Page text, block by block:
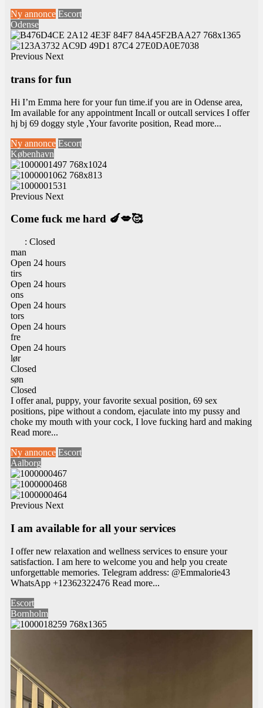
Ny annonce Escort
Odense
Previous Next
trans for fun
Hi I’m Emma here for your fun time.if you are in Odense area,
Im available for any appointment Incall or outcall services I offer
hj bj 69 doggy style ,Your favorite position, Read more...
Ny annonce Escort
København
Previous Next
Come fuck me hard 🍆💋🥰
: Closed
man
Open 24 hours
tirs
Open 24 hours
ons
Open 24 hours
tors
Open 24 hours
fre
Open 24 hours
lør
Closed
søn
Closed
I offer anal, puppy, your favorite sexual position, 69 sex
positions, pipe without a condom, ejaculate into my pussy and
choke my mouth with your cock, I love fucking hard and making
Read more...
Ny annonce Escort
Aalborg
Previous Next
I am available for all your services
I offer new relaxation and wellness services to ensure your
satisfaction. I am here to welcome you and help you create
unforgettable memories. Telegram address: @Emmalorie43
WhatsApp +12362322476 Read more...
Escort
Bornholm